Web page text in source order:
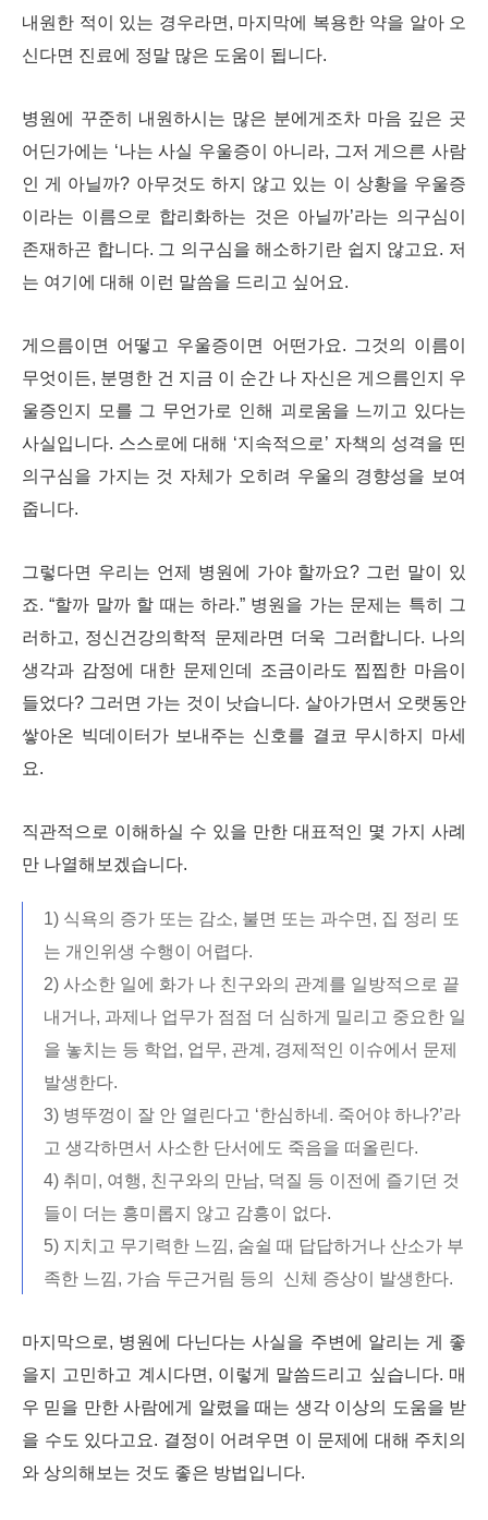
내원한 적이 있는 경우라면, 마지막에 복용한 약을 알아 오
신다면 진료에 정말 많은 도움이 됩니다.
병원에 꾸준히 내원하시는 많은 분에게조차 마음 깊은 곳
어딘가에는 ‘나는 사실 우울증이 아니라, 그저 게으른 사람
인 게 아닐까? 아무것도 하지 않고 있는 이 상황을 우울증
이라는 이름으로 합리화하는 것은 아닐까’라는 의구심이
존재하곤 합니다. 그 의구심을 해소하기란 쉽지 않고요. 저
는 여기에 대해 이런 말씀을 드리고 싶어요.
게으름이면 어떻고 우울증이면 어떤가요. 그것의 이름이
무엇이든, 분명한 건 지금 이 순간 나 자신은 게으름인지 우
울증인지 모를 그 무언가로 인해 괴로움을 느끼고 있다는
사실입니다. 스스로에 대해 ‘지속적으로’ 자책의 성격을 띤
의구심을 가지는 것 자체가 오히려 우울의 경향성을 보여
줍니다.
그렇다면 우리는 언제 병원에 가야 할까요? 그런 말이 있
죠. “할까 말까 할 때는 하라.” 병원을 가는 문제는 특히 그
러하고, 정신건강의학적 문제라면 더욱 그러합니다. 나의
생각과 감정에 대한 문제인데 조금이라도 찝찝한 마음이
들었다? 그러면 가는 것이 낫습니다. 살아가면서 오랫동안
쌓아온 빅데이터가 보내주는 신호를 결코 무시하지 마세
요.
직관적으로 이해하실 수 있을 만한 대표적인 몇 가지 사례
만 나열해보겠습니다.
1) 식욕의 증가 또는 감소, 불면 또는 과수면, 집 정리 또
는 개인위생 수행이 어렵다.
2) 사소한 일에 화가 나 친구와의 관계를 일방적으로 끝
내거나, 과제나 업무가 점점 더 심하게 밀리고 중요한 일
을 놓치는 등 학업, 업무, 관계, 경제적인 이슈에서 문제
발생한다.
3) 병뚜껑이 잘 안 열린다고 ‘한심하네. 죽어야 하나?’라
고 생각하면서 사소한 단서에도 죽음을 떠올린다.
4) 취미, 여행, 친구와의 만남, 덕질 등 이전에 즐기던 것
들이 더는 흥미롭지 않고 감흥이 없다.
5) 지치고 무기력한 느낌, 숨쉴 때 답답하거나 산소가 부
족한 느낌, 가슴 두근거림 등의 신체 증상이 발생한다.
마지막으로, 병원에 다닌다는 사실을 주변에 알리는 게 좋
을지 고민하고 계시다면, 이렇게 말씀드리고 싶습니다. 매
우 믿을 만한 사람에게 알렸을 때는 생각 이상의 도움을 받
을 수도 있다고요. 결정이 어려우면 이 문제에 대해 주치의
와 상의해보는 것도 좋은 방법입니다.